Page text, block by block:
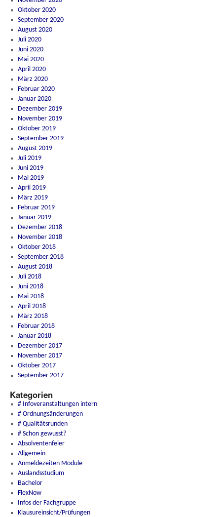
Oktober 2020
September 2020
August 2020
Juli 2020
Juni 2020
Mai 2020
April 2020
März 2020
Februar 2020
Januar 2020
Dezember 2019
November 2019
Oktober 2019
September 2019
August 2019
Juli 2019
Juni 2019
Mai 2019
April 2019
März 2019
Februar 2019
Januar 2019
Dezember 2018
November 2018
Oktober 2018
September 2018
August 2018
Juli 2018
Juni 2018
Mai 2018
April 2018
März 2018
Februar 2018
Januar 2018
Dezember 2017
November 2017
Oktober 2017
September 2017
Kategorien
# Infoveranstaltungen intern
# Ordnungsänderungen
# Qualitätsrunden
# Schon gewusst?
Absolventenfeier
Allgemein
Anmeldezeiten Module
Auslandsstudium
Bachelor
FlexNow
Infos der Fachgruppe
Klausureinsicht/Prüfungen